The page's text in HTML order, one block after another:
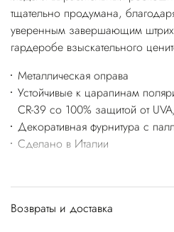
тщательно продумана,
уверенным завершающим
гардеробе взыскательного
Металлическая оправа
Устойчивые к царапинам
CR-39 со 100% защитой от
Декоративная фурнитура с
Сделано в Италии
Возвраты и доставка